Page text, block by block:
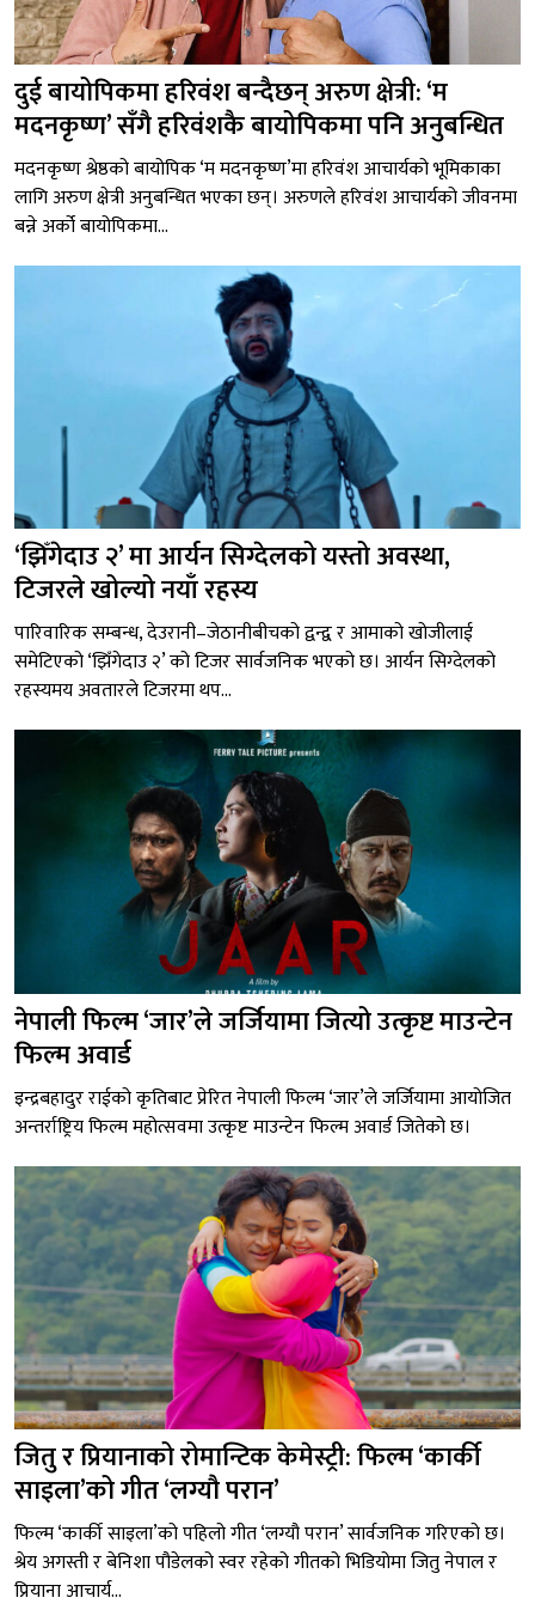
दुई बायोपिकमा हरिवंश बन्दैछन् अरुण क्षेत्री: ‘म
मदनकृष्ण’ सँगै हरिवंशकै बायोपिकमा पनि अनुबन्धित
मदनकृष्ण श्रेष्ठको बायोपिक ‘म मदनकृष्ण’मा हरिवंश आचार्यको भूमिकाका
लागि अरुण क्षेत्री अनुबन्धित भएका छन्। अरुणले हरिवंश आचार्यको जीवनमा
बन्ने अर्को बायोपिकमा...
‘झिँगेदाउ २’ मा आर्यन सिग्देलको यस्तो अवस्था,
टिजरले खोल्यो नयाँ रहस्य
पारिवारिक सम्बन्ध, देउरानी–जेठानीबीचको द्वन्द्व र आमाको खोजीलाई
समेटिएको ‘झिँगेदाउ २’ को टिजर सार्वजनिक भएको छ। आर्यन सिग्देलको
रहस्यमय अवतारले टिजरमा थप...
नेपाली फिल्म ‘जार’ले जर्जियामा जित्यो उत्कृष्ट माउन्टेन
फिल्म अवार्ड
इन्द्रबहादुर राईको कृतिबाट प्रेरित नेपाली फिल्म ‘जार’ले जर्जियामा आयोजित
अन्तर्राष्ट्रिय फिल्म महोत्सवमा उत्कृष्ट माउन्टेन फिल्म अवार्ड जितेको छ।
जितु र प्रियानाको रोमान्टिक केमेस्ट्री: फिल्म ‘कार्की
साइला’को गीत ‘लग्यौ परान’
फिल्म ‘कार्की साइला’को पहिलो गीत ‘लग्यौ परान’ सार्वजनिक गरिएको छ।
श्रेय अगस्ती र बेनिशा पौडेलको स्वर रहेको गीतको भिडियोमा जितु नेपाल र
प्रियाना आचार्य...